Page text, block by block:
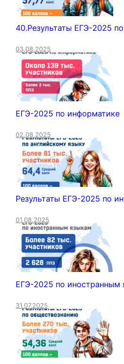
40.Результаты ЕГЭ-2025
03.08.2025
ЕГЭ-2025 по информатике
02.08.2025
Результаты ЕГЭ-2025 по
01.08.2025
ЕГЭ-2025 по иностранным
31.07.2025